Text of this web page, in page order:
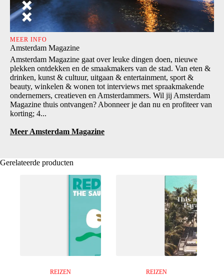
MEER INFO
Amsterdam Magazine
Amsterdam Magazine gaat over leuke dingen doen, nieuwe
plekken ontdekken en de smaakmakers van de stad. Van eten &
drinken, kunst & cultuur, uitgaan & entertainment, sport &
beauty, winkelen & wonen tot interviews met spraakmakende
ondernemers, creatieven en Amsterdammers. Wil jij Amsterdam
Magazine thuis ontvangen? Abonneer je dan nu en profiteer van
korting; 4...
Meer Amsterdam Magazine
Gerelateerde producten
REIZEN REIZEN